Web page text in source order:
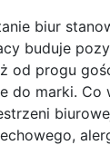
biur
buduje
od progu
do marki.